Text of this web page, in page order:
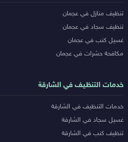
تنظيف منازل في عجمان
تنظيف سجاد في عجمان
غسيل كنب في عجمان
مكافحة حشرات في عجمان
خدمات التنظيف في الشارقة
خدمات التنظيف في الشارقة
غسيل سجاد في الشارقة
تنظيف كنب في الشارقة